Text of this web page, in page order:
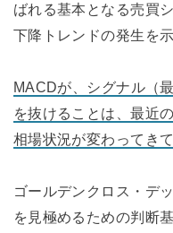
ばれる基本となる売買
下降トレンドの発生を示
MACDが、シグナル（
を抜けることは、最近
相場状況が変わってき
ゴールデンクロス・デ
を見極めるための判断